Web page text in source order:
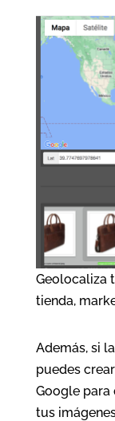
Geolocaliza
tienda,
Además, si
puedes
Google para
tus